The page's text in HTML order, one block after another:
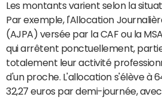
Les montants varient selon la
Par exemple, l'Allocation
(AJPA) versée par la CAF ou la
qui arrêtent ponctuellement,
totalement leur activité
d'un proche. L'allocation s'élève à
32,27 euros par demi-journée,